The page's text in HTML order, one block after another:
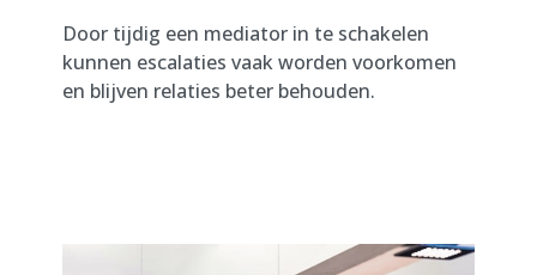
Door tijdig een mediator in te schakelen
kunnen escalaties vaak worden voorkomen
en blijven relaties beter behouden.